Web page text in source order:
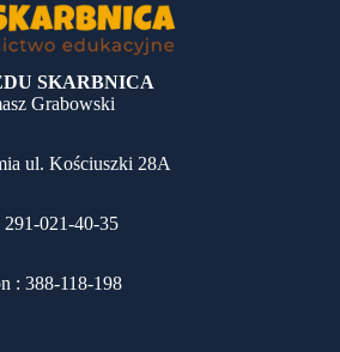
SKARBNICA
Grabowski
ul. Kościuszki 28A
021-40-35
: 388-118-198